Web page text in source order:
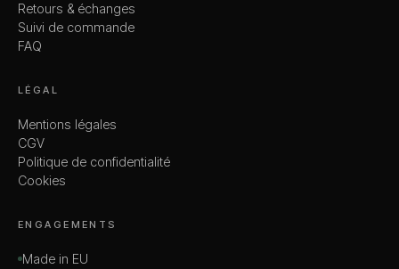
Retours & échanges
Suivi de commande
FAQ
LÉGAL
Mentions légales
CGV
Politique de confidentialité
Cookies
ENGAGEMENTS
Made in EU